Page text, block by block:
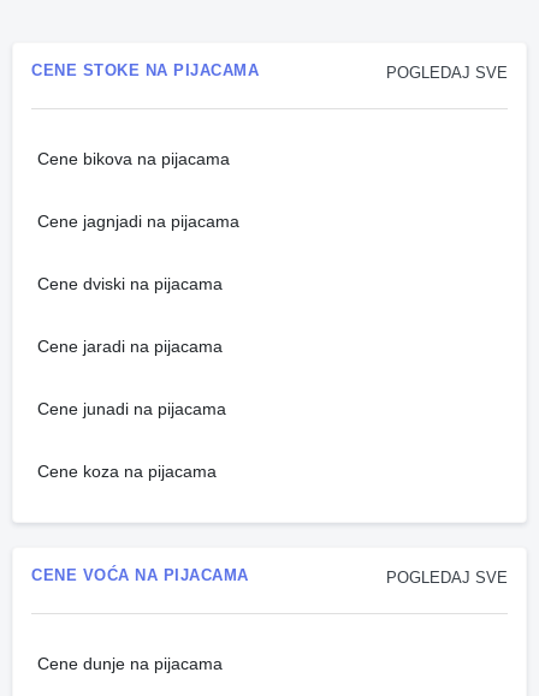
POGLEDAJ SVE
CENE STOKE NA PIJACAMA
Cene bikova na pijacama
Cene jagnjadi na pijacama
Cene dviski na pijacama
Cene jaradi na pijacama
Cene junadi na pijacama
Cene koza na pijacama
POGLEDAJ SVE
CENE VOĆA NA PIJACAMA
Cene dunje na pijacama